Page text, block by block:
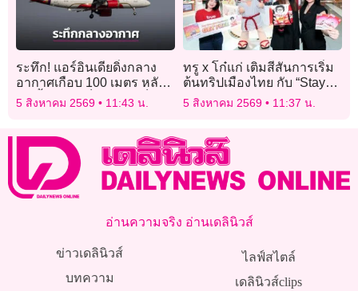
ระทึก! แอร์อินเดียดิ่งกลาง
อากาศเกือบ 100 เมตร หลัง
บินขึ้นจากภูเก็ต ทำคนเจ็บ 17
5 สิงหาคม 2569 11:43 น.
ทรู x โก๋แก่ เติมสีสันการเริ่ม
ต้นทริปเมืองไทย กับ “Stay
Connected, Stay Crunchy”
5 สิงหาคม 2569 11:37 น.
อ่านความจริง อ่านเดลินิวส์
ข่าวเดลินิวส์
บทความ
ไลฟ์สไตล์
เดลินิวส์clips